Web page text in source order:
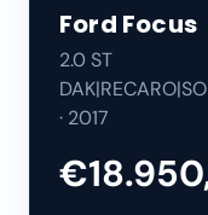
Ford Focus
2.0 ST
· 2017